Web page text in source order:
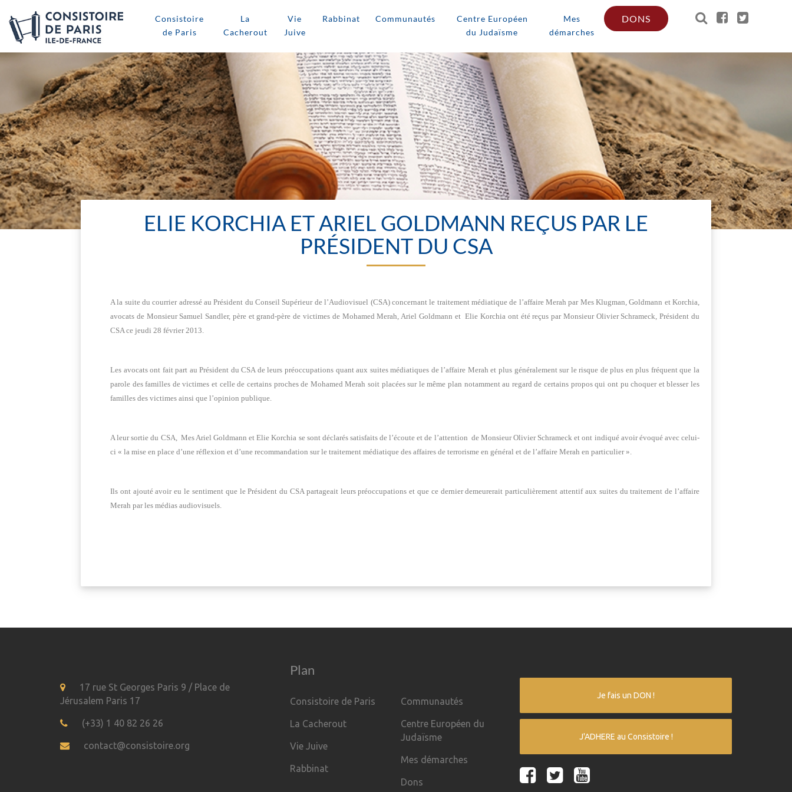
Consistoire
de Paris
La
Cacherout
Vie
Juive
Rabbinat Communautés
Centre Européen
du Judaïsme
Mes
démarches
DONS
ELIE KORCHIA ET ARIEL GOLDMANN REÇUS PAR LE
PRÉSIDENT DU CSA
A la suite du courrier adressé au Président du Conseil Supérieur de l’Audiovisuel (CSA) concernant le traitement médiatique de l’affaire Merah par Mes Klugman, Goldmann et Korchia,
avocats de Monsieur Samuel Sandler, père et grand-père de victimes de Mohamed Merah, Ariel Goldmann et Elie Korchia ont été reçus par Monsieur Olivier Schrameck, Président du
CSA ce jeudi 28 février 2013.
Les avocats ont fait part au Président du CSA de leurs préoccupations quant aux suites médiatiques de l’affaire Merah et plus généralement sur le risque de plus en plus fréquent que la
parole des familles de victimes et celle de certains proches de Mohamed Merah soit placées sur le même plan notamment au regard de certains propos qui ont pu choquer et blesser les
familles des victimes ainsi que l’opinion publique.
A leur sortie du CSA, Mes Ariel Goldmann et Elie Korchia se sont déclarés satisfaits de l’écoute et de l’attention de Monsieur Olivier Schrameck et ont indiqué avoir évoqué avec celui-
ci « la mise en place d’une réflexion et d’une recommandation sur le traitement médiatique des affaires de terrorisme en général et de l’affaire Merah en particulier ».
Ils ont ajouté avoir eu le sentiment que le Président du CSA partageait leurs préoccupations et que ce dernier demeurerait particulièrement attentif aux suites du traitement de l’affaire
Merah par les médias audiovisuels.
17 rue St Georges Paris 9 / Place de
Jérusalem Paris 17
(+33) 1 40 82 26 26
contact@consistoire.org
Plan
Consistoire de Paris
La Cacherout
Vie Juive
Rabbinat
Communautés
Centre Européen du
Judaïsme
Mes démarches
Dons
Je fais un DON !
J'ADHERE au Consistoire !